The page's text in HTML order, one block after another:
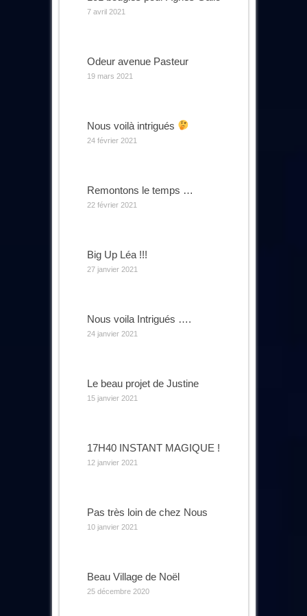
7 avril 2021
Odeur avenue Pasteur
19 mars 2021
Nous voilà intrigués
24 février 2021
Remontons le temps …
22 février 2021
Big Up Léa !!!
27 janvier 2021
Nous voila Intrigués ….
24 janvier 2021
Le beau projet de Justine
15 janvier 2021
17H40 INSTANT MAGIQUE !
12 janvier 2021
Pas très loin de chez Nous
10 janvier 2021
Beau Village de Noël
25 décembre 2020